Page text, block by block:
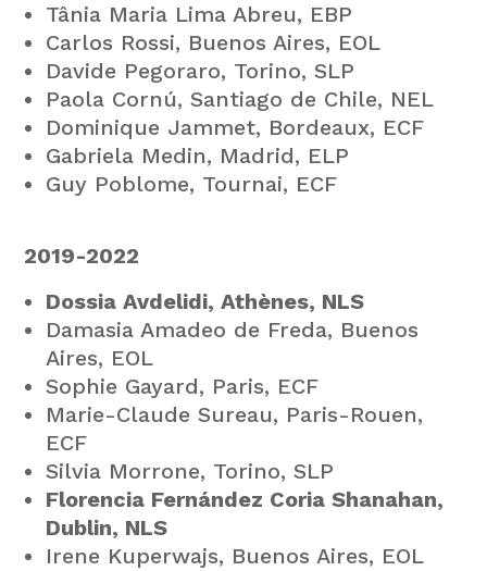
Tânia Maria Lima Abreu, EBP
Carlos Rossi, Buenos Aires, EOL
Davide Pegoraro, Torino, SLP
Paola Cornú, Santiago de Chile, NEL
Dominique Jammet, Bordeaux, ECF
Gabriela Medin, Madrid, ELP
Guy Poblome, Tournai, ECF
2019-2022
Dossia Avdelidi, Athènes, NLS
Damasia Amadeo de Freda, Buenos
Aires, EOL
Sophie Gayard, Paris, ECF
Marie-Claude Sureau, Paris-Rouen,
ECF
Silvia Morrone, Torino, SLP
Florencia Fernández Coria Shanahan,
Dublin, NLS
Irene Kuperwajs, Buenos Aires, EOL